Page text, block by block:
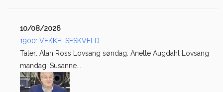
10/08/2026
1900: VEKKELSESKVELD
Taler: Alan Ross Lovsang søndag: Anette Augdahl Lovsang
mandag: Susanne...